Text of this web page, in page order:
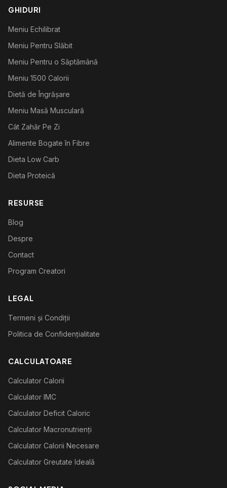
GHIDURI
Meniu Echilibrat
Meniu Pentru Slăbit
Meniu Pentru o Săptămână
Meniu 1500 Calorii
Dietă de Îngrășare
Meniu Masă Musculară
Cât Zahăr Pe Zi
Alimente Bogate în Fibre
Dieta Low Carb
Dieta Proteică
RESURSE
Blog
Despre
Contact
Program Creatori
LEGAL
Termeni și Condiții
Politica de Confidențialitate
CALCULATOARE
Calculator Calorii
Calculator IMC
Calculator Deficit Caloric
Calculator Macronutrienți
Calculator Calorii Necesare
Calculator Greutate Ideală